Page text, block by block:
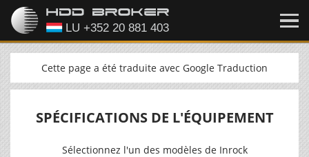
Cette page a été traduite avec Google Traduction
SPÉCIFICATIONS DE L'ÉQUIPEMENT
Sélectionnez l'un des modèles de Inrock